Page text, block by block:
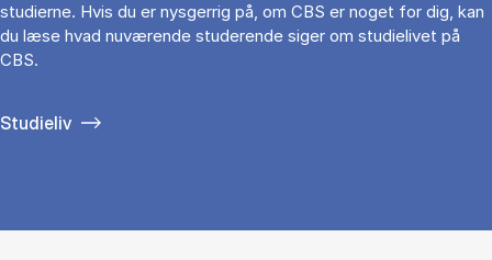
studierne. Hvis du er nysgerrig på, om CBS er noget for dig, kan
du læse hvad nuværende studerende siger om studielivet på
CBS.
Studieliv